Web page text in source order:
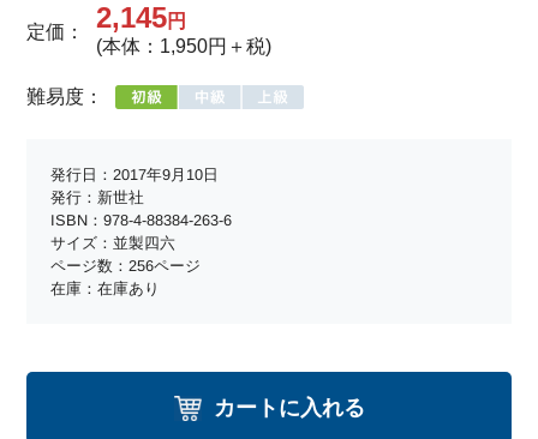
定価： 2,145円
(本体：1,950円＋税)
難易度：
発行日：2017年9月10日
発行：新世社
ISBN：978-4-88384-263-6
サイズ：並製四六
ページ数：256ページ
在庫：在庫あり
カートに入れる